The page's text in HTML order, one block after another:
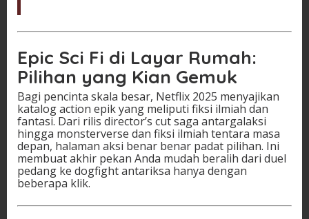
Epic Sci Fi di Layar Rumah:
Pilihan yang Kian Gemuk
Bagi pencinta skala besar, Netflix 2025 menyajikan
katalog action epik yang meliputi fiksi ilmiah dan
fantasi. Dari rilis director’s cut saga antargalaksi
hingga monsterverse dan fiksi ilmiah tentara masa
depan, halaman aksi benar benar padat pilihan. Ini
membuat akhir pekan Anda mudah beralih dari duel
pedang ke dogfight antariksa hanya dengan
beberapa klik.